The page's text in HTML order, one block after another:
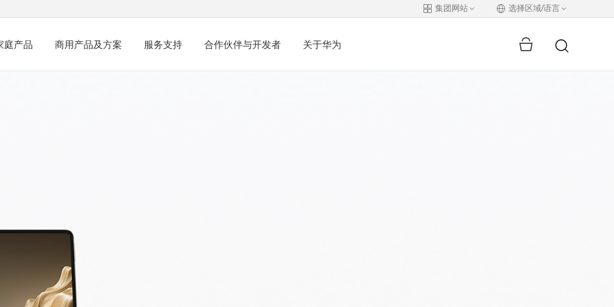
集团网站 选择区域/语言
庭产品 商用产品及方案 服务支持 合作伙伴与开发者 关于华为